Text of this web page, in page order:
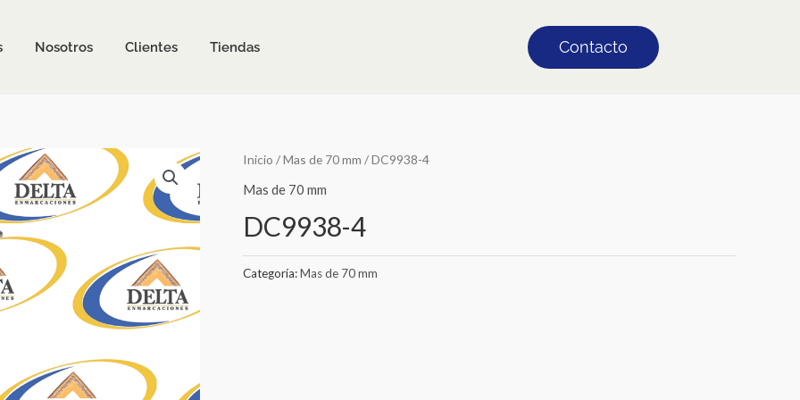
Nosotros Clientes Tiendas Contacto
Inicio /Mas de 70 mm / DC9938-4
Mas de 70 mm
DC9938-4
Categoría:Mas de 70 mm